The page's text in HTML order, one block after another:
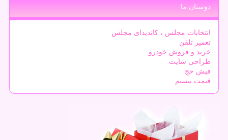
دوستان ما
انتخابات مجلس ، کاندیدای مجلس
تعمیر تلفن
خرید و فروش خودرو
طراحی سایت
فیش حج
قیمت بیسیم